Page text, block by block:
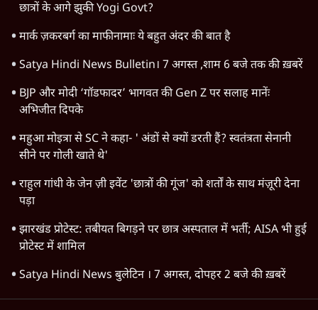
छात्रों के आगे झुकी Yogi Govt?
मार्क ज़करबर्ग का माफीनामाः ये बहुत अंदर की बात है
Satya Hindi News Bulletin। 7 अगस्त ,शाम 6 बजे तक की ख़बरें
BJP और मोदी ‘गॉडफादर’ भागवत की Gen Z पर सलाह मानेंः
अभिजीत दिपके
महुआ मोइत्रा से SC ने कहा- ' अंडों से क्यों डरती हैं? स्वतंत्रता सेनानी
सीने पर गोली खाते थे'
राहुल गांधी के जेन ज़ी इवेंट 'छात्रों की गूंज' को शर्तों के साथ मंज़ूरी देना
पड़ा
झारखंड प्रोटेस्ट: तबीयत बिगड़ने पर छात्र अस्पताल में भर्ती; AISA भी हुई
प्रोटेस्ट में शामिल
Satya Hindi News बुलेटिन । 7 अगस्त, दोपहर 2 बजे की ख़बरें